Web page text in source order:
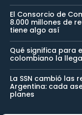
El Consorcio de
8.000 millones de
tiene algo así
Qué significa para
colombiano la
La SSN cambió las
Argentina: cada
planes